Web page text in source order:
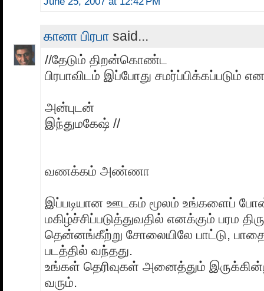
கானா பிரபா said...
//தேடும் திறன்கொண்ட
பிரபாவிடம் இப்போது சமர்ப்பிக்கப்படும்
அன்புடன்
இந்துமகேஷ் //
வணக்கம் அண்ணா
இப்படியான ஊடகம் மூலம் உங்களைப்
மகிழ்ச்சிப்படுத்துவதில் எனக்கும் பரம
தென்னங்கீற்று சோலையிலே பாட்டு, பாதை
படத்தில் வந்தது.
உங்கள் தெரிவுகள் அனைத்தும்
வரும்.